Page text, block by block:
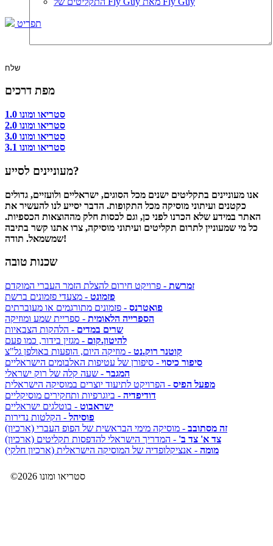
תפריט
מפת דרכים
סטריאו ומונו 1.0
סטריאו ומונו 2.0
סטריאו ומונו 3.0
סטריאו ומונו 3.1
מעוניינים לסייע?
אנו מעוניינים בתקליטים ישנים מכל הסוגים, ישראליים ולועזיים, גדולים
כקטנים ועיתוני מוסיקה מכל התקופות. הדבר יסייע לנו להעשיר את
האתר במידע שלא הכרנו לפני כן, וגם לכסות חלק מההוצאות הכספיות.
כל מי שמעוניין לתרום תקליטים ועיתוני מוסיקה, צרו אתנו קשר בתיבה
שמשמאל. תודה!
שכנות טובה
זמרשת - פרויקט חירום להצלת הזמר העברי המוקדם
פזמונט - מצעדי פזמונים ברשת
פואטרנס - פזמונים מתורגמים או מעוברתים
הספרייה הלאומית - ספריית שמע ומוזיקה
שרים במדים - הלהקות הצבאיות
להיטון.קום - מגזין בידור, כמו פעם
קוטנר רוק.נט - מוזיקה היום, הופעות באולפן גל"צ
סיפור כיסוי - סיפורן של עטיפות האלבומים הישראליים
המגבר - שעה קלה של רוק ישראלי
מפעל הפיס - הפרויקט לתיעוד יוצרים במוסיקה הישראלית
דודיפדיה - ביוגרפיות ותחקירים מוסיקליים
ישראבוט - בוטלגים ישראליים
פוסיהל - הקלטות נדירות
זה מסתובב - מוסיקה מימי הבראשית של הפופ העברי (ארכיון)
צד א' צד ב' - המדריך הישראלי להדפסות תקליטים (ארכיון)
מומה - אנציקלופדיה של המוסיקה הישראלית (ארכיון חלקי)
©2026 סטריאו ומונו